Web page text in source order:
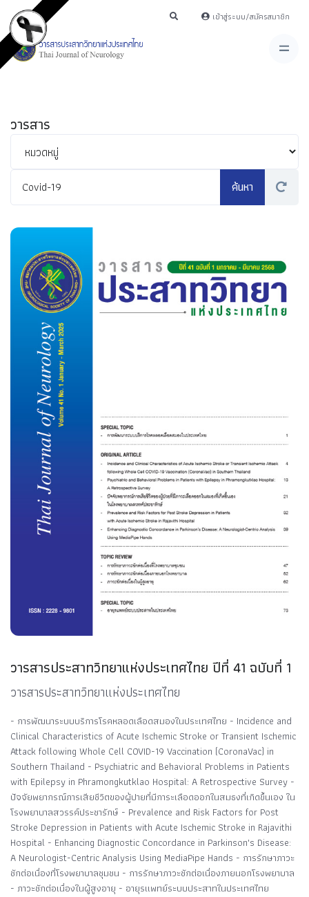
เข้าสู่ระบบ/สมัครสมาชิก
วารสาร
วารสารประสาทวิทยาแห่งประเทศไทย ปีที่ 41 ฉบับที่ 1
วารสารประสาทวิทยาแห่งประเทศไทย
- การพัฒนาระบบบริการโรคหลอดเลือดสมองในประเทศไทย - Incidence and
Clinical Characteristics of Acute Ischemic Stroke or Transient Ischemic
Attack following Whole Cell COVID-19 Vaccination (CoronaVac) in
Southern Thailand - Psychiatric and Behavioral Problems in Patients
with Epilepsy in Phramongkutklao Hospital: A Retrospective Survey -
ปัจจัยพยากรณ์ภารเสียชีวิตของผู้ปายที่มีการะเลือดออกในสมธงที่เกิดขึ้นเอง ใน
โรงพยาบาลสวรรค์ประชารักษ์ - Prevalence and Risk Factors for Post
Stroke Depression in Patients with Acute Ischemic Stroke in Rajavithi
Hospital - Enhancing Diagnostic Concordance in Parkinson's Disease:
A Neurologist-Centric Analysis Using MediaPipe Hands - การรักษาภาวะ
ชักต่อเนื่องที่โรงพยาบาลชุมชน - การรักษาภาวะชักต่อเนื่องภายนอกโรงพยาบาล
- ภาวะชักต่อเนื่องในผู้สูงอายุ - อายุรแพทย์ระบบประสาทในประเทศไทย